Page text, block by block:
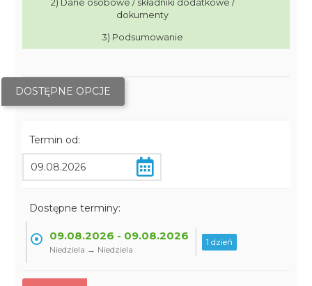
2) Dane osobowe / składniki dodatkowe /
dokumenty
3) Podsumowanie
DOSTĘPNE OPCJE
Termin od:
Dostępne terminy:
09.08.2026 - 09.08.2026
Niedziela → Niedziela
1 dzień